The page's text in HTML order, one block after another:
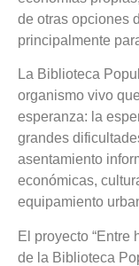
de otras opciones
principalmente
La Biblioteca
organismo vivo
esperanza: la
grandes
asentamiento
económicas,
equipamiento
El proyecto “Entre
de la Biblioteca